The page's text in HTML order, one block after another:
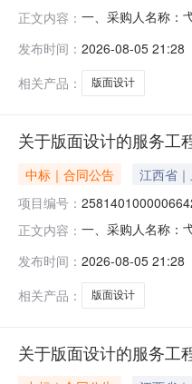
正文内容： 一、采购人名称：
本概况：七、其它
发布时间： 2026-08-05 21:28
相关产品：
版面设计
关于版面设计的服务工
中标｜合同公告 江西省
项目编号：
正文内容： 一、采购人名称：
本概况：七、其它
发布时间： 2026-08-05 21:28
相关产品：
版面设计
关于版面设计的服务工